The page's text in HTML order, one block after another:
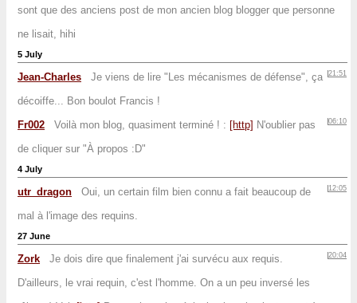
sont que des anciens post de mon ancien blog blogger que personne
ne lisait, hihi
5 July
21:51
Jean-Charles
Je viens de lire "Les mécanismes de défense", ça
décoiffe... Bon boulot Francis !
06:10
Fr002 Voilà mon blog, quasiment terminé ! : [http] N'oublier pas
de cliquer sur "À propos :D"
4 July
12:05
utr_dragon
Oui, un certain film bien connu a fait beaucoup de
mal à l'image des requins.
27 June
20:04
Zork
Je dois dire que finalement j'ai survécu aux requis.
D'ailleurs, le vrai requin, c'est l'homme. On a un peu inversé les